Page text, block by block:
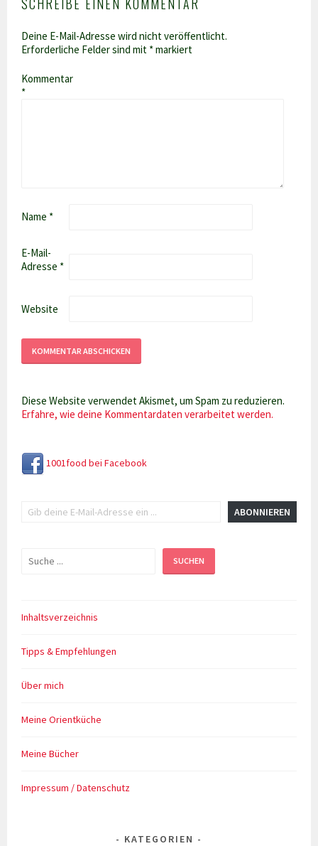
Deine E-Mail-Adresse wird nicht veröffentlicht.
Erforderliche Felder sind mit *markiert
Kommentar
*
Name *
E-Mail-
Adresse *
Website
Diese Website verwendet Akismet, um Spam zu reduzieren.
Erfahre, wie deine Kommentardaten verarbeitet werden.
1001food bei Facebook
ABONNIEREN
Suchen SUCHEN
Inhaltsverzeichnis
Tipps & Empfehlungen
Über mich
Meine Orientküche
Meine Bücher
Impressum / Datenschutz
KATEGORIEN